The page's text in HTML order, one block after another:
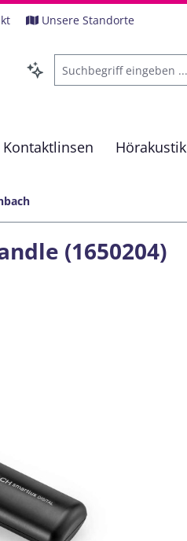
Unsere Standorte
Kontaktlinsen Hörakustik
(1650204)